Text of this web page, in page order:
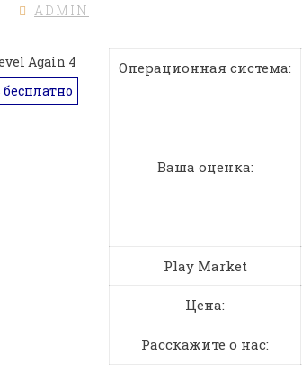
ADMIN
Операционная система:
Ваша оценка:
Play Market
Цена:
Расскажите о нас: